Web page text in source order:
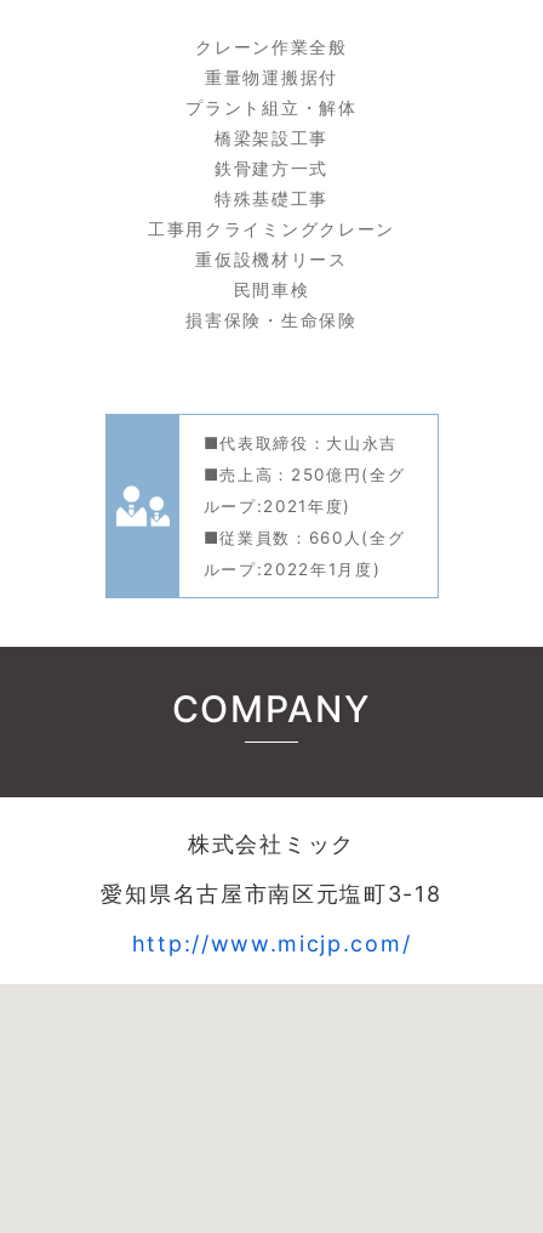
クレーン作業全般
重量物運搬据付
プラント組立・解体
橋梁架設工事
鉄骨建方一式
特殊基礎工事
工事用クライミングクレーン
重仮設機材リース
民間車検
損害保険・生命保険
■代表取締役：大山永吉
■売上高：250億円(全グ
ループ:2021年度)
■従業員数：660人(全グ
ループ:2022年1月度)
COMPANY
株式会社ミック
愛知県名古屋市南区元塩町3-18
http://www.micjp.com/